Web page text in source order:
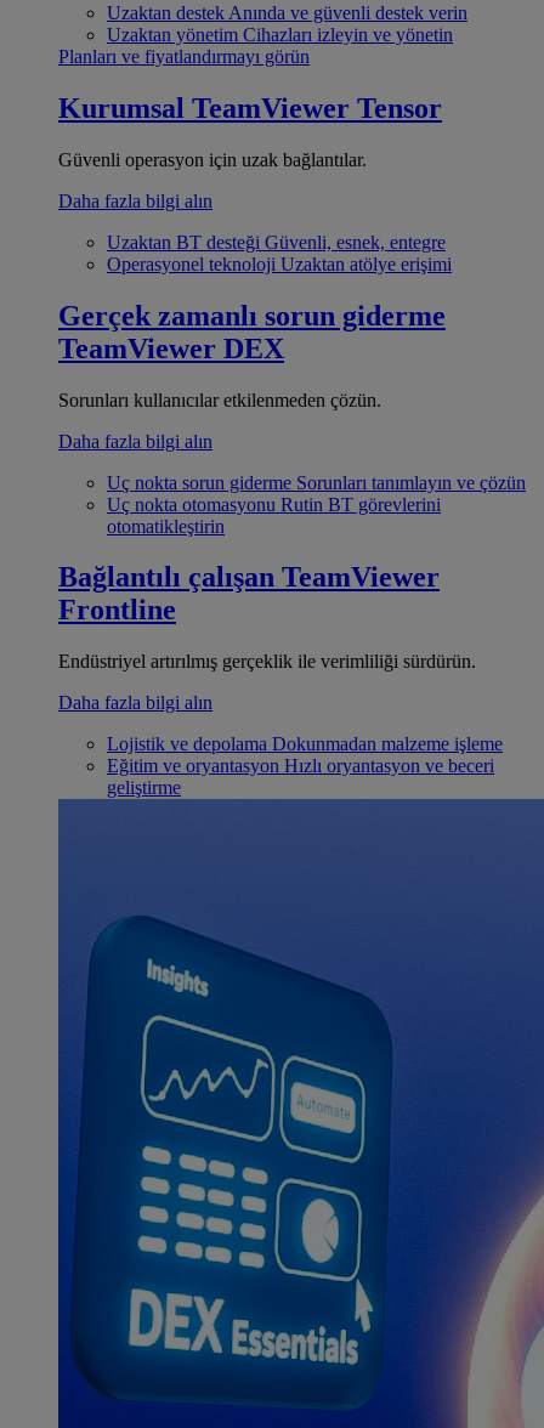
Uzaktan destek Anında ve güvenli destek verin
Uzaktan yönetim Cihazları izleyin ve yönetin
Planları ve fiyatlandırmayı görün
Kurumsal TeamViewer Tensor
Güvenli operasyon için uzak bağlantılar.
Daha fazla bilgi alın
Uzaktan BT desteği Güvenli, esnek, entegre
Operasyonel teknoloji Uzaktan atölye erişimi
Gerçek zamanlı sorun giderme
TeamViewer DEX
Sorunları kullanıcılar etkilenmeden çözün.
Daha fazla bilgi alın
Uç nokta sorun giderme Sorunları tanımlayın ve çözün
Uç nokta otomasyonu Rutin BT görevlerini
otomatikleştirin
Bağlantılı çalışan TeamViewer
Frontline
Endüstriyel artırılmış gerçeklik ile verimliliği sürdürün.
Daha fazla bilgi alın
Lojistik ve depolama Dokunmadan malzeme işleme
Eğitim ve oryantasyon Hızlı oryantasyon ve beceri
geliştirme